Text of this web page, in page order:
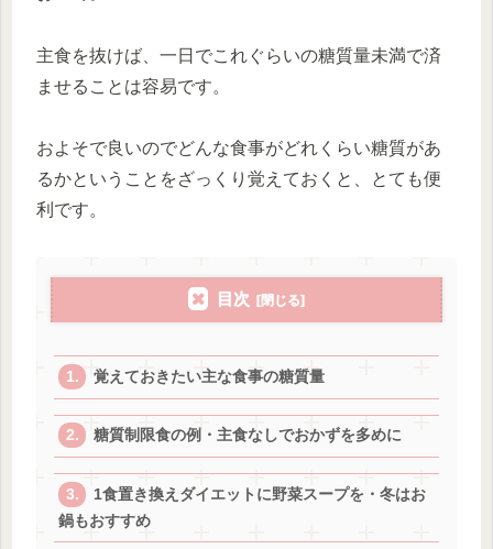
主食を抜けば、一日でこれぐらいの糖質量未満で済
ませることは容易です。
およそで良いのでどんな食事がどれくらい糖質があ
るかということをざっくり覚えておくと、とても便
利です。
目次
覚えておきたい主な食事の糖質量
糖質制限食の例・主食なしでおかずを多めに
1食置き換えダイエットに野菜スープを・冬はお
鍋もおすすめ